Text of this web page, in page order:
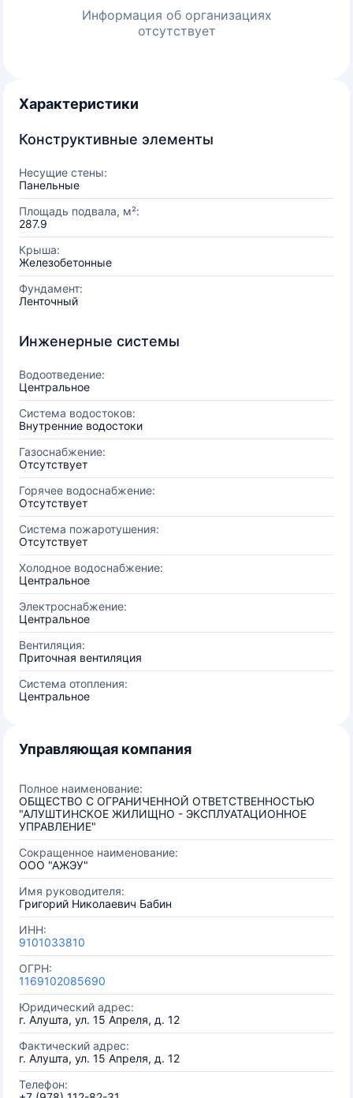
Информация об организациях
отсутствует
Характеристики
Конструктивные элементы
Несущие стены:
Панельные
Площадь подвала, м²:
287.9
Крыша:
Железобетонные
Фундамент:
Ленточный
Инженерные системы
Водоотведение:
Центральное
Система водостоков:
Внутренние водостоки
Газоснабжение:
Отсутствует
Горячее водоснабжение:
Отсутствует
Система пожаротушения:
Отсутствует
Холодное водоснабжение:
Центральное
Электроснабжение:
Центральное
Вентиляция:
Приточная вентиляция
Система отопления:
Центральное
Управляющая компания
Полное наименование:
ОБЩЕСТВО С ОГРАНИЧЕННОЙ ОТВЕТСТВЕННОСТЬЮ
"АЛУШТИНСКОЕ ЖИЛИЩНО - ЭКСПЛУАТАЦИОННОЕ
УПРАВЛЕНИЕ"
Сокращенное наименование:
ООО "АЖЭУ"
Имя руководителя:
Григорий Николаевич Бабин
ИНН:
9101033810
ОГРН:
1169102085690
Юридический адрес:
г. Алушта, ул. 15 Апреля, д. 12
Фактический адрес:
г. Алушта, ул. 15 Апреля, д. 12
Телефон: